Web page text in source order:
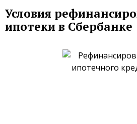
Условия
ипотеки в Сбербанке